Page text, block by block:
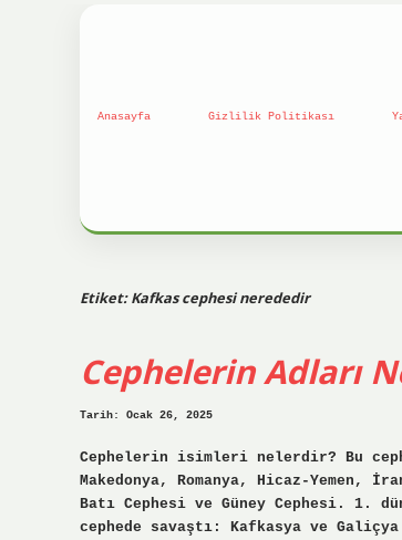
Anasayfa Gizlilik Politikası
Etiket:Kafkas cephesi nerededir
Cephelerin Adları
Tarih: Ocak 26, 2025
Cephelerin isimleri nelerdir? Bu
Makedonya, Romanya, Hicaz-Yemen,
Batı Cephesi ve Güney Cephesi. 1.
cephede savaştı: Kafkasya ve